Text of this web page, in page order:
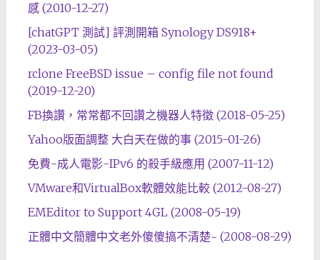
感 (2010-12-27)
[chatGPT 測試] 評測開箱 Synology DS918+
(2023-03-05)
rclone FreeBSD issue – config file not found
(2019-12-20)
FB換讚，常常都不回讚之機器人特徵 (2018-05-25)
Yahoo版面調整 大白天在做的事 (2015-01-26)
免費-成人電影-IPv6 的殺手級應用 (2007-11-12)
VMware和VirtualBox軟體效能比較 (2012-08-27)
EMEditor to Support 4GL (2008-05-19)
正體中文簡體中文老外傻傻搞不清楚~ (2008-08-29)